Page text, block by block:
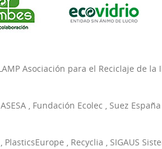
Asociación para el Reciclaje de la
Fundación Ecolec Suez España
PlasticsEurope Recyclia SIGAUS